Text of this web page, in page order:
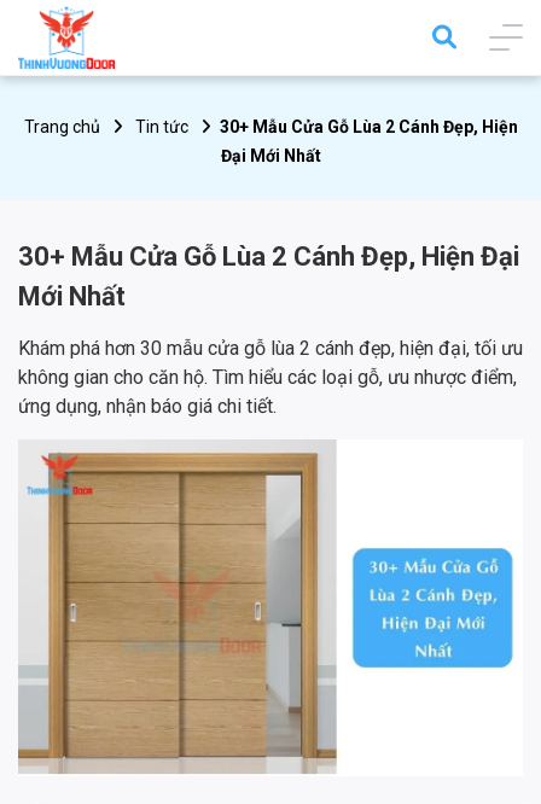
Trang chủ Tin tức
30+ Mẫu Cửa Gỗ Lùa 2 Cánh Đẹp, Hiện
Đại Mới Nhất
30+ Mẫu Cửa Gỗ Lùa 2 Cánh Đẹp, Hiện Đại
Mới Nhất
Khám phá hơn 30 mẫu cửa gỗ lùa 2 cánh đẹp, hiện đại, tối ưu
không gian cho căn hộ. Tìm hiểu các loại gỗ, ưu nhược điểm,
ứng dụng, nhận báo giá chi tiết.